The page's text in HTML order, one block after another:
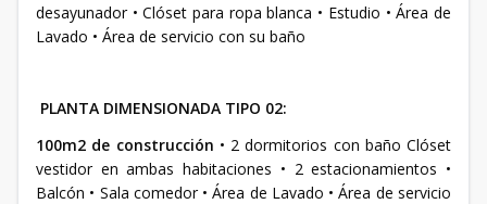
desayunador • Clóset para ropa blanca • Estudio • Área de
Lavado • Área de servicio con su baño
PLANTA DIMENSIONADA TIPO 02:
100m2 de construcción • 2 dormitorios con baño Clóset
vestidor en ambas habitaciones • 2 estacionamientos •
Balcón • Sala comedor • Área de Lavado • Área de servicio